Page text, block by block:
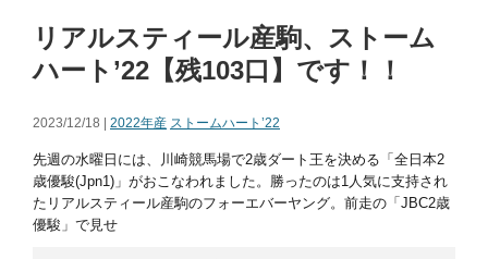
リアルスティール産駒、ストーム
ハート’22【残103口】です！！
2023/12/18 | 2022年産 ストームハート’22
先週の⽔曜⽇には、川崎競⾺場で2歳ダート王を決める「全⽇本2
歳優駿(Jpn1)」がおこなわれました。勝ったのは1⼈気に⽀持され
たリアルスティール産駒のフォーエバーヤング。前⾛の「JBC2歳
優駿」で⾒せ